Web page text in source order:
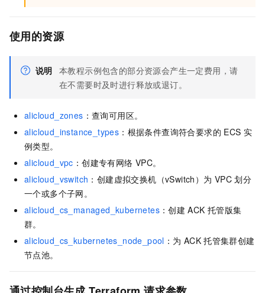
使用的资源
说明 本教程示例包含的部分资源会产生一定费用，请
在不需要时及时进行释放或退订。
alicloud_zones ：查询可用区。
alicloud_instance_types ：根据条件查询符合要求的 ECS 实
例类型。
alicloud_vpc ：创建专有网络 VPC。
alicloud_vswitch ：创建虚拟交换机（vSwitch）为 VPC 划分
一个或多个子网。
alicloud_cs_managed_kubernetes ：创建 ACK 托管版集
群。
alicloud_cs_kubernetes_node_pool ：为 ACK 托管集群创建
节点池。